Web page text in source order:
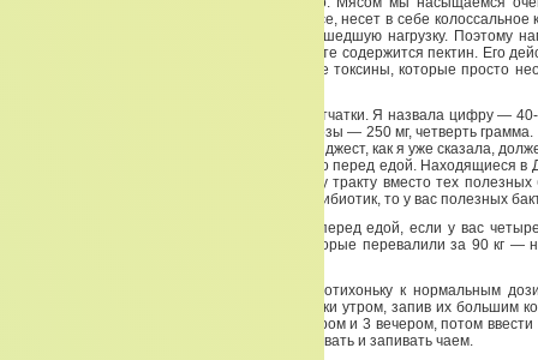
животных, особенно живущих в нашей полосе, несет в себе колоссальное
И печень несет на себе совершенно сумасшедшую нагрузку. Поэтому
токсины. Выводить их постоянно. В Дайджесте содержится пектин. Его
и выводить мочевые кислоты. А это тяжелые токсины, которые просто
Увеличивайте количество потребляемой клетчатки. Я назвала цифру —
сколько съедаем? Наша таблеточка целлюлозы — 250 мг, четверть
доз целлюлозы — 6-8 таблеток в сутки. А Дайджест, как я уже сказала,
под рукой. Если у вас метеоризм — ешьте его перед едой. Находящиеся в
бактерии будут помогать пищеварительному тракту вместо тех
вас должны быть. Но если вы принимали антибиотик, то у вас полезных
Поэтому, по две таблетки три раза в день перед едой, если у вас
пищи — то четыре раза в день. Людям, которые перевалили за 90 кг —
Двойную целлюлозу (надо приучать себя потихоньку к нормальным
принимаем так: сначала разжевать 2 таблетки утром, запив их большим
Антилипидного чая, и 2 вечером, потом 3 утром и 3 вечером, потом
6-8 таблеток надо в день съедать — разжевывать и запивать чаем.